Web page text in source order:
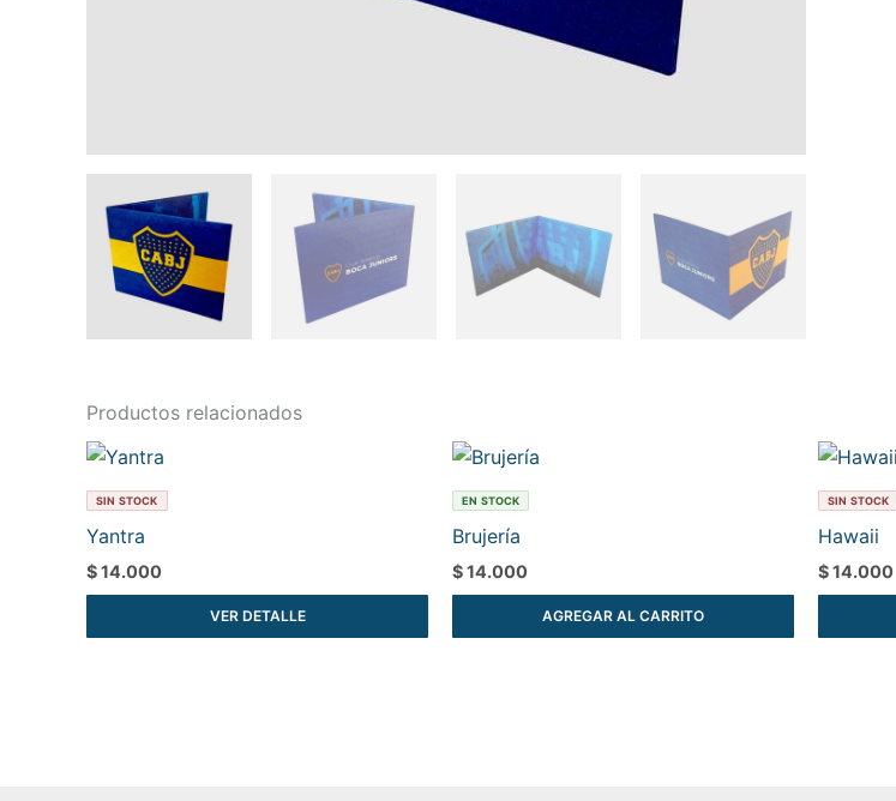
Productos relacionados
SIN STOCK
Yantra
$14.000
VER DETALLE
EN STOCK
Brujería
$14.000
AGREGAR AL CARRITO
SIN STOCK
Hawaii
$14.000